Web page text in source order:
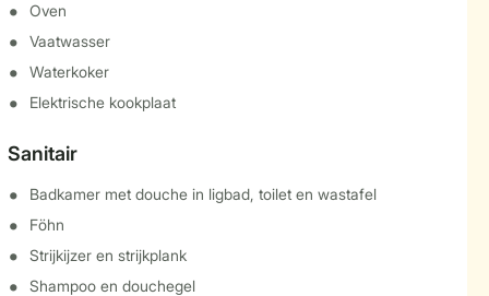
Oven
Vaatwasser
Waterkoker
Elektrische kookplaat
Sanitair
Badkamer met douche in ligbad, toilet en wastafel
Föhn
Strijkijzer en strijkplank
Shampoo en douchegel